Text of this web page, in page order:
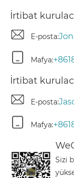
İrtibat
E-posta:
Mafya:
İrtibat
E-posta:
Mafya:
Sizi